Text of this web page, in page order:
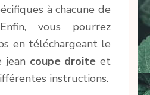
à chacune de
vous pourrez
en téléchargeant le
jean coupe droite et
instructions.